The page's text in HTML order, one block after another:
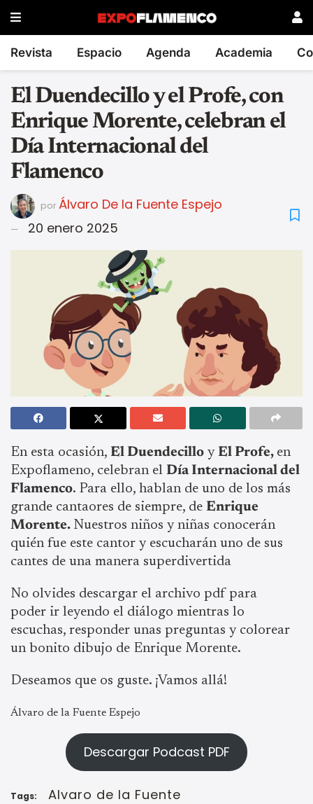
Revista Espacio Agenda Academia
El Duendecillo y el Profe, con
Enrique Morente, celebran el
Día Internacional del
Flamenco
porÁlvaro De la Fuente Espejo
20 enero 2025
En esta ocasión, El Duendecillo y El Profe, en
Expoflameno, celebran el Día Internacional del
Flamenco. Para ello, hablan de uno de los más
grande cantaores de siempre, de Enrique
Morente. Nuestros niños y niñas conocerán
quién fue este cantor y escucharán uno de sus
cantes de una manera superdivertida
No olvides descargar el archivo pdf para
poder ir leyendo el diálogo mientras lo
escuchas, responder unas preguntas y colorear
un bonito dibujo de Enrique Morente.
Deseamos que os guste. ¡Vamos allá!
Álvaro de la Fuente Espejo
Descargar Podcast PDF
Tags:
Alvaro de la Fuente